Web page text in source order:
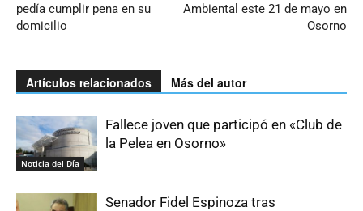
pedía cumplir pena en su
domicilio
Ambiental este 21 de mayo en
Osorno
Artículos relacionados Más del autor
Noticia del Día
Fallece joven que participó en «Club de
la Pelea en Osorno»
Senador Fidel Espinoza tras